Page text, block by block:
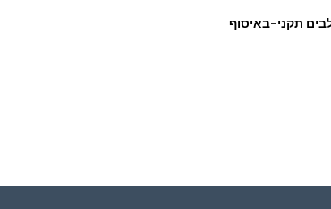
עץ חגית 5 שלבים תקני-באיסוף